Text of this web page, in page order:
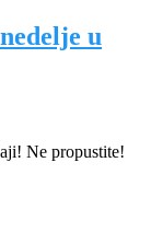
u
Ne propustite!